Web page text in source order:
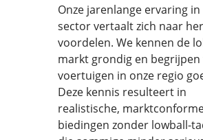
Onze jarenlange ervaring in
sector vertaalt zich naar
voordelen. We kennen de
markt grondig en begrijpen
voertuigen in onze regio
Deze kennis resulteert in
realistische,
biedingen zonder lowball-